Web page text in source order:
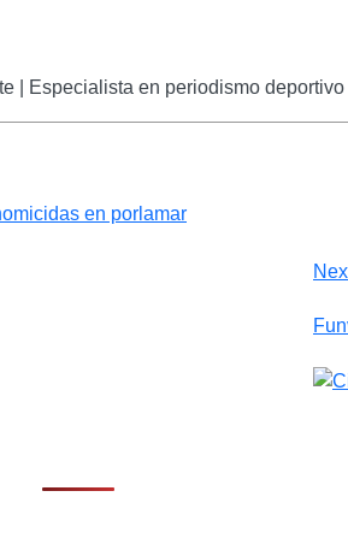
| Especialista en periodismo
en porlamar